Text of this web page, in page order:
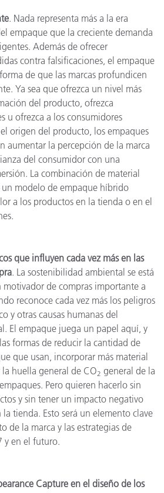
. Nada representa más a la era
empaque que la creciente demanda
Además de ofrecer
contra falsificaciones, el empaque
de que las marcas profundicen
Ya sea que ofrezca un nivel más
del producto, ofrezca
u ofrezca a los consumidores
origen del producto, los empaques
aumentar la percepción de la marca
del consumidor con una
La combinación de material
modelo de empaque híbrido
a los productos en la tienda o en el
que influyen cada vez más en las
. La sostenibilidad ambiental se está
de compras importante a
reconoce cada vez más los peligros
y otras causas humanas del
El empaque juega un papel aquí, y
formas de reducir la cantidad de
que usan, incorporar más material
huella general de CO2 general de la
Pero quieren hacerlo sin
y sin tener un impacto negativo
tienda. Esto será un elemento clave
de la marca y las estrategias de
y en el futuro.
Capture en el diseño de los